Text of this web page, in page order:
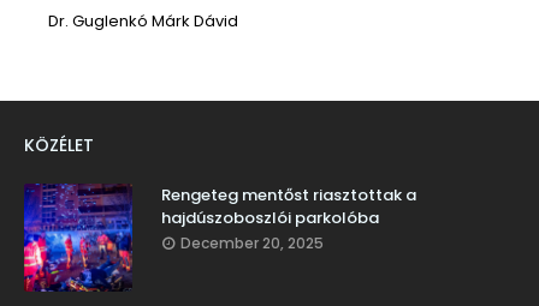
Dr. Guglenkó Márk Dávid
KÖZÉLET
Rengeteg mentőst riasztottak a
hajdúszoboszlói parkolóba
December 20, 2025